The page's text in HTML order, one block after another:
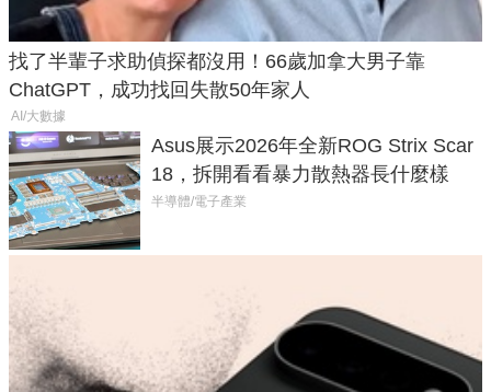
找了半輩子求助偵探都沒用！66歲加拿大男子靠
ChatGPT，成功找回失散50年家人
AI/大數據
Asus展示2026年全新ROG Strix Scar
18，拆開看看暴力散熱器長什麼樣
半導體/電子產業